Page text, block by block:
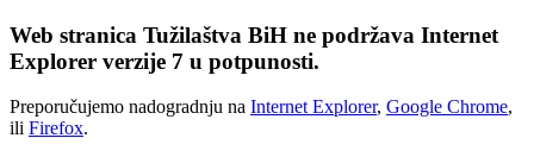
Web stranica Tužilaštva BiH ne podržava Internet
Explorer verzije 7 u potpunosti.
Preporučujemo nadogradnju na Internet Explorer, Google Chrome,
ili Firefox.